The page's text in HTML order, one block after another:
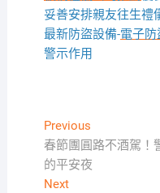
妥善安排親友往生禮
最新防盜設備-電子防
警示作用
文
章
導
PreviousPrevious
post:
春節團圓路不酒駕！
的平安夜
NextNext